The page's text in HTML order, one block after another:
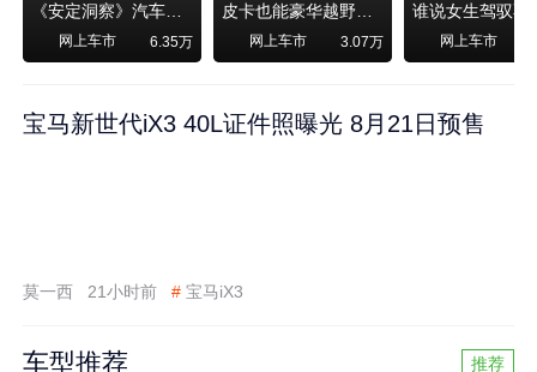
《安定洞察》汽车烧不烧油，和石油安全无关！
网上车市 6.35万
皮卡也能豪华越野！纵横F700上市，限时卖29.99万起
网上车市 3.07万 网上车市
宝马新世代iX3 40L证件照曝光 8月21日预售
莫一西 21小时前 # 宝马iX3
车型推荐 推荐